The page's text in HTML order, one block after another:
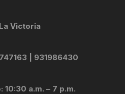
Victoria
| 931986430
10:30 a.m. – 7 p.m.